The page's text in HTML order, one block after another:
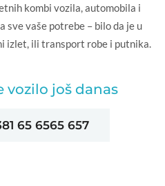
kombi vozila, automobila i
sve vaše potrebe – bilo da je u
izlet, ili transport robe i putnika.
vozilo još danas
65 6565 657